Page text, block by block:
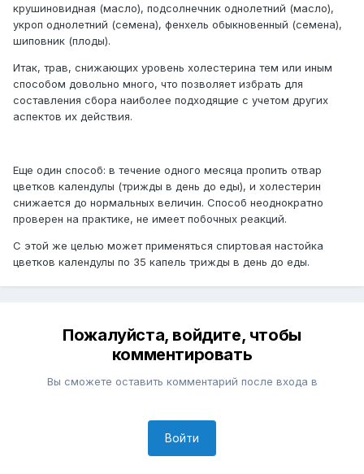
крушиновидная (масло), подсолнечник однолетний (масло),
укроп однолетний (семена), фенхель обыкновенный (семена),
шиповник (плоды).
Итак, трав, снижающих уровень холестерина тем или иным
способом довольно много, что позволяет избрать для
составления сбора наиболее подходящие с учетом других
аспектов их действия.
Еще один способ: в течение одного месяца пропить отвар
цветков календулы (трижды в день до еды), и холестерин
снижается до нормальных величин. Способ неоднократно
проверен на практике, не имеет побочных реакций.
С этой же целью может применяться спиртовая настойка
цветков календулы по 35 капель трижды в день до еды.
Пожалуйста, войдите, чтобы
комментировать
Вы сможете оставить комментарий после входа в
Войти